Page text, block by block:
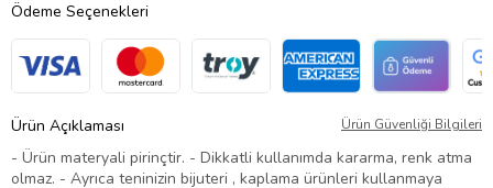
Ödeme Seçenekleri
Ürün Açıklaması Ürün Güvenliği Bilgileri
- Ürün materyali pirinçtir. - Dikkatli kullanımda kararma, renk atma
olmaz. - Ayrıca teninizin bijuteri , kaplama ürünleri kullanmaya